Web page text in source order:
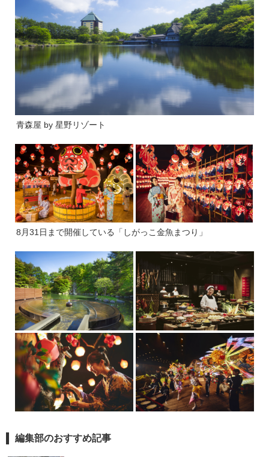
青森屋 by 星野リゾート
8月31日まで開催している「しがっこ金魚まつり」
編集部のおすすめ記事